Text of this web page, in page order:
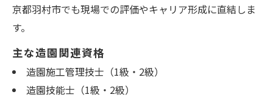
京都羽村市でも現場での評価やキャリア形成に直結しま
す。
主な造園関連資格
造園施工管理技士（1級・2級）
造園技能士（1級・2級）